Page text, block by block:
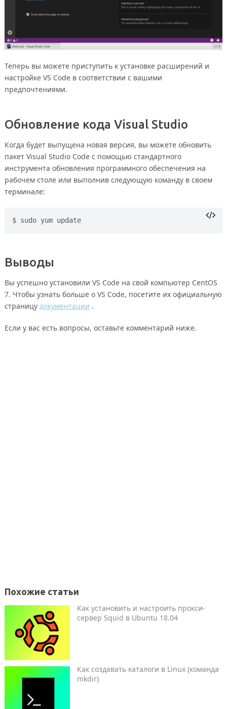
Теперь вы можете приступить к установке расширений и
настройке VS Code в соответствии с вашими
предпочтениями.
Обновление кода Visual Studio
Когда будет выпущена новая версия, вы можете обновить
пакет Visual Studio Code с помощью стандартного
инструмента обновления программного обеспечения на
рабочем столе или выполнив следующую команду в своем
терминале:
sudo yum update
Выводы
Вы успешно установили VS Code на свой компьютер CentOS
7. Чтобы узнать больше о VS Code, посетите их официальную
страницу документации .
Если у вас есть вопросы, оставьте комментарий ниже.
Похожие статьи
Как установить и настроить прокси-
сервер Squid в Ubuntu 18.04
Как создавать каталоги в Linux (команда
mkdir)